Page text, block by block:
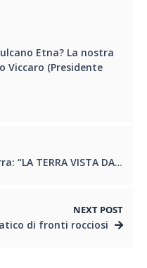
Etna? La nostra
Viccaro (Presidente
A SCUOLA CON IL GEOLOGO”
NEXT POST
di fronti rocciosi